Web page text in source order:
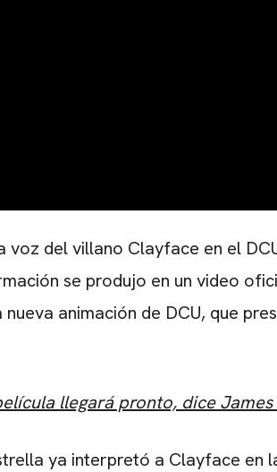
del villano Clayface en el
se produjo en un video
nueva animación de DCU, que
llegará pronto, dice James
ya interpretó a Clayface en